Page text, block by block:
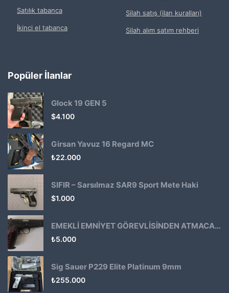
Satılık tabanca
İkinci el tabanca
Silah satış (ilan kuralları)
Silah alım satım rehberi
Popüler İlanlar
Glock 19 GEN 5
$4.100
Girsan Yavuz 16 Regard MC
₺22.000
SIFIR – Sarsılmaz SAR9 Sport Mete Haki
$1.000
EMEKLİ EMNİYET GÖREVLİSİNDEN ATMACA 53 KLASİK14
₺5.000
Sig Sauer P229 Elite Platinum 9mm
₺255.000